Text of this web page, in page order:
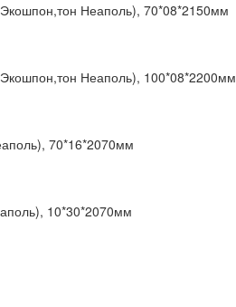
Неаполь), 70*08*2150мм
Неаполь), 100*08*2200мм
70*16*2070мм
10*30*2070мм